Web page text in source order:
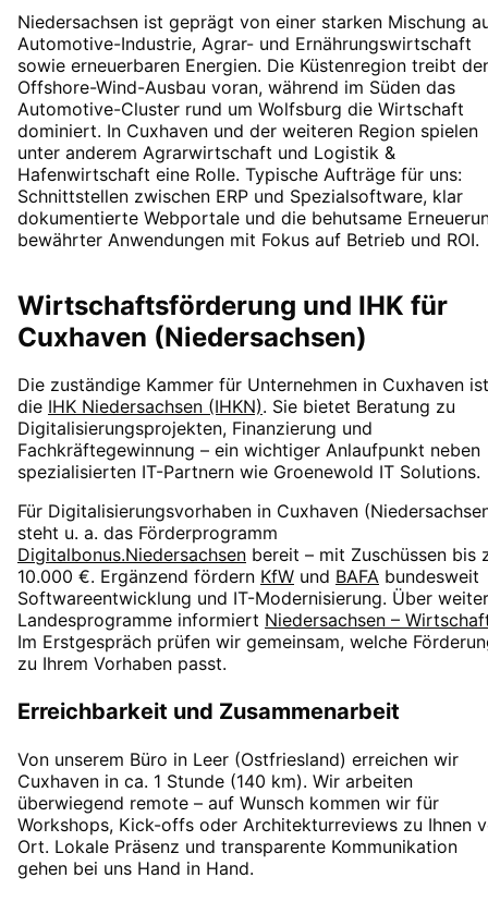
Niedersachsen ist geprägt von einer starken Mischung
Automotive-Industrie, Agrar- und Ernährungswirtschaft
sowie erneuerbaren Energien. Die Küstenregion treibt
Offshore-Wind-Ausbau voran, während im Süden das
Automotive-Cluster rund um Wolfsburg die Wirtschaft
dominiert. In Cuxhaven und der weiteren Region spielen
unter anderem Agrarwirtschaft und Logistik &
Hafenwirtschaft eine Rolle. Typische Aufträge für uns:
Schnittstellen zwischen ERP und Spezialsoftware, klar
dokumentierte Webportale und die behutsame
bewährter Anwendungen mit Fokus auf Betrieb und ROI.
Wirtschaftsförderung und IHK für
Cuxhaven (Niedersachsen)
Die zuständige Kammer für Unternehmen in Cuxhaven ist
die IHK Niedersachsen (IHKN). Sie bietet Beratung zu
Digitalisierungsprojekten, Finanzierung und
Fachkräftegewinnung – ein wichtiger Anlaufpunkt neben
spezialisierten IT-Partnern wie Groenewold IT Solutions.
Für Digitalisierungsvorhaben in Cuxhaven (
steht u. a. das Förderprogramm
Digitalbonus.Niedersachsen bereit – mit Zuschüssen bis
10.000 €. Ergänzend fördern KfW und BAFA bundesweit
Softwareentwicklung und IT-Modernisierung. Über
Landesprogramme informiert Niedersachsen –
Im Erstgespräch prüfen wir gemeinsam, welche
zu Ihrem Vorhaben passt.
Erreichbarkeit und Zusammenarbeit
Von unserem Büro in Leer (Ostfriesland) erreichen wir
Cuxhaven in ca. 1 Stunde (140 km). Wir arbeiten
überwiegend remote – auf Wunsch kommen wir für
Workshops, Kick-offs oder Architekturreviews zu Ihnen
Ort. Lokale Präsenz und transparente Kommunikation
gehen bei uns Hand in Hand.